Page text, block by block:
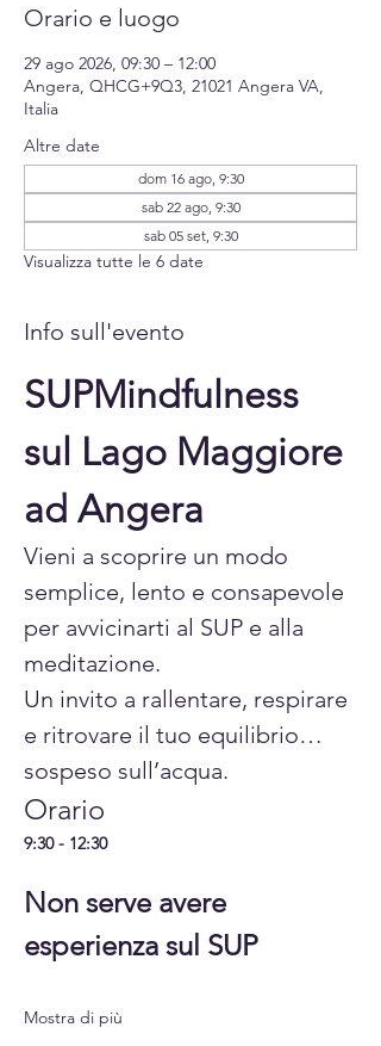
Orario e luogo
29 ago 2026, 09:30 – 12:00
Angera, QHCG+9Q3, 21021 Angera VA,
Italia
Altre date
dom 16 ago, 9:30
sab 22 ago, 9:30
sab 05 set, 9:30
Visualizza tutte le 6 date
Info sull'evento
SUPMindfulness
sul Lago Maggiore
ad Angera
Vieni a scoprire un modo
semplice, lento e consapevole
per avvicinarti al SUP e alla
meditazione.
Un invito a rallentare, respirare
e ritrovare il tuo equilibrio…
sospeso sull’acqua.
Orario
9:30 - 12:30
Non serve avere
esperienza sul SUP
Mostra di più